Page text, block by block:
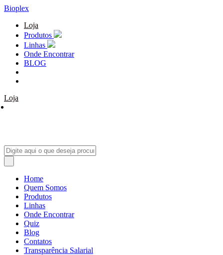
Bioplex
Loja
Produtos
Linhas
Onde Encontrar
BLOG
Loja
Home
Quem Somos
Produtos
Linhas
Onde Encontrar
Quiz
Blog
Contatos
Transparência Salarial